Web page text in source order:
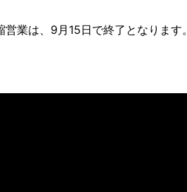
業は、9月15日で終了となります。